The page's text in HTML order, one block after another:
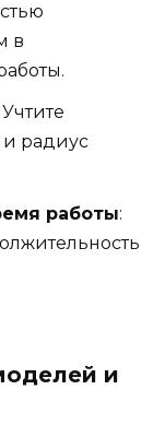
в
Учтите
радиус
работы:
и